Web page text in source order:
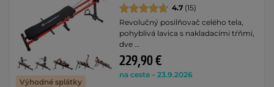
Výhodné splátky
4.7 (15)
Revolučný posilňovač celého tela,
pohyblivá lavica s nakladacími tŕňmi,
dve …
229,90 €
na ceste – 23.9.2026